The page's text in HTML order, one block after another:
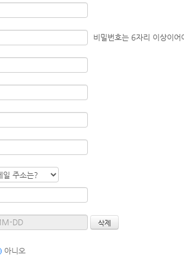
비밀번호는 6자리 이상이
아니오